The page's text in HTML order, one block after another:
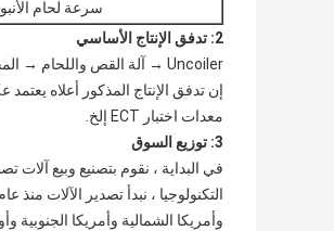
سرعة لحام
2: تدفق الإنتاج الأساسي
Uncoiler → آلة القص واللحام → المجمع (قفص) → آلة تشكيل → HF اللحام → آلة التحجيم → المنشار الطيران (المنشار البارد) → نفاد الجدول
إن تدفق الإنتاج المذكور أعلاه
معدات اختبار ECT إلخ.
3: توزيع السوق
في البداية ، نقوم بتصنيع وبيع آلات
وأمريكا الشمالية وأمريكا